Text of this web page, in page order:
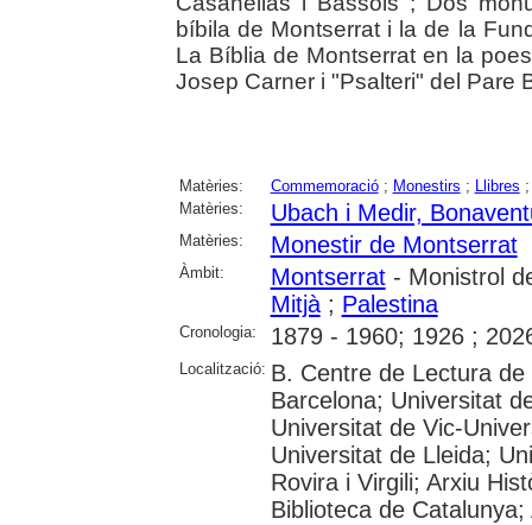
bíbila de Montserrat i la de la
La Bíblia de Montserrat en la
Josep Carner i "Psalteri" del Pare
Matèries: Commemoració; Monestirs ; Llibres
Matèries:
Ubach i Medir,
Matèries: Monestir de Montserrat
Àmbit: Montserrat- Monistrol
Mitjà; Palestina
Cronologia: 1879 - 1960; 1926 ;
Localització: B. Centre de Lectura
Barcelona; Universitat
Universitat de Vic-
Universitat de Lleida;
Rovira i Virgili; Arxiu
Biblioteca de